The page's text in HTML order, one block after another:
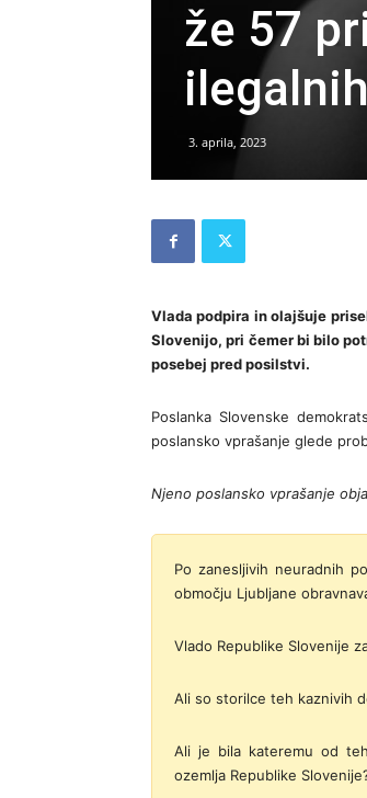
že 57
3. aprila, 2023
Vlada podpira in olajšuje
Slovenijo, pri čemer bi bilo
posebej pred posilstvi.
Poslanka Slovenske
poslansko vprašanje glede
Njeno poslansko vprašanje
Po zanesljivih neuradnih
območju Ljubljane
Vlado Republike Slovenije
Ali so storilce teh kaznivih
Ali je bila kateremu od
ozemlja Republike